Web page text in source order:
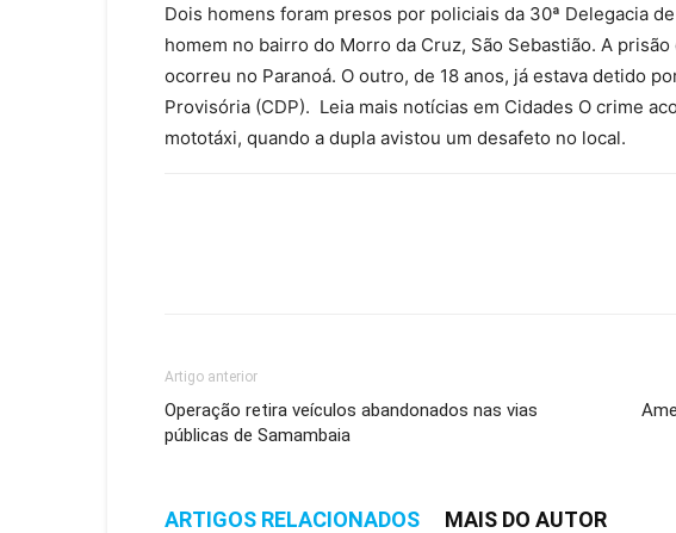
Dois homens foram presos por policiais da 30ª Delegacia
homem no bairro do Morro da Cruz, São Sebastião. A
ocorreu no Paranoá. O outro, de 18 anos, já estava detido
Provisória (CDP). Leia mais notícias em Cidades O crime
mototáxi, quando a dupla avistou um desafeto no local.
Artigo anterior
Operação retira veículos abandonados nas vias
públicas de Samambaia
ARTIGOS RELACIONADOS MAIS DO AUTOR